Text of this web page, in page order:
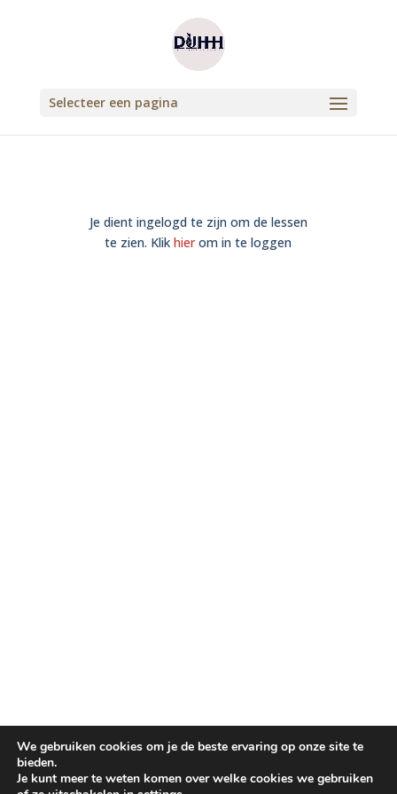
Selecteer een pagina
Je dient ingelogd te zijn om de lessen
te zien. Klikhierom in te loggen
We gebruiken cookies om je de beste ervaring op onze site te
bieden.
Je kunt meer te weten komen over welke cookies we gebruiken